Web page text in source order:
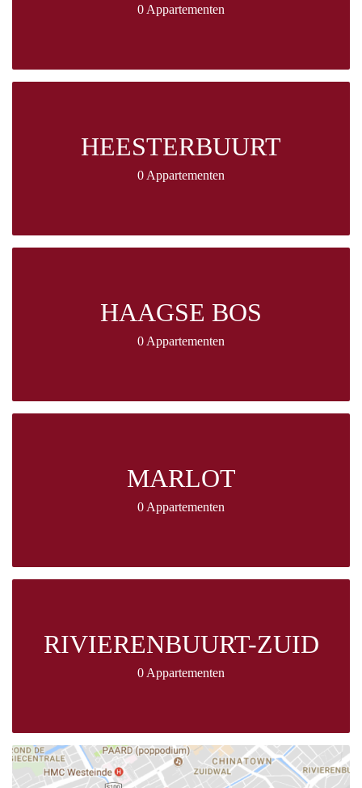
0 Appartementen
HEESTERBUURT
0 Appartementen
HAAGSE BOS
0 Appartementen
MARLOT
0 Appartementen
RIVIERENBUURT-ZUID
0 Appartementen